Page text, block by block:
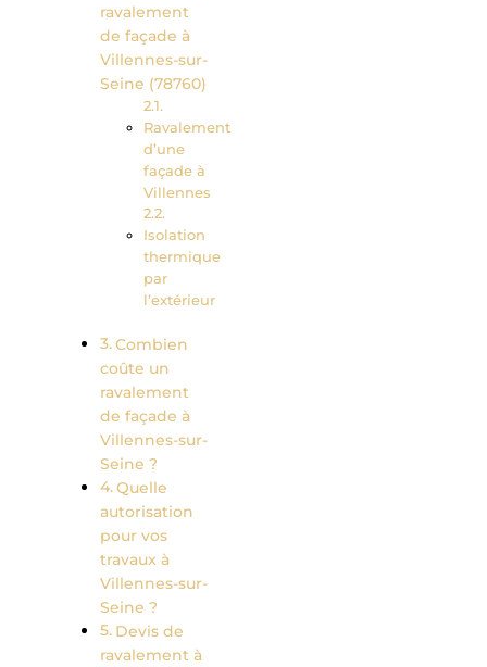
ravalement
de façade à
Villennes-sur-
Seine (78760)
Ravalement
d’une
façade à
Villennes
Isolation
thermique
par
l’extérieur
Combien
coûte un
ravalement
de façade à
Villennes-sur-
Seine ?
Quelle
autorisation
pour vos
travaux à
Villennes-sur-
Seine ?
Devis de
ravalement à